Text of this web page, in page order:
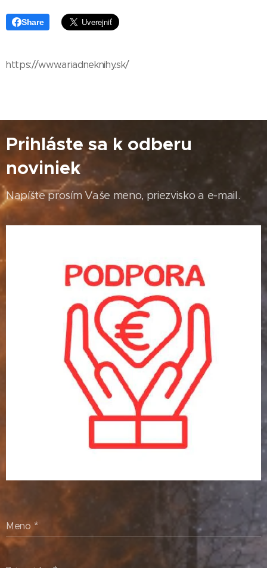
Share
https://www.ariadneknihy.sk/
Prihláste sa k odberu
noviniek
Napíšte prosím Vaše meno, priezvisko a e-mail.
Meno